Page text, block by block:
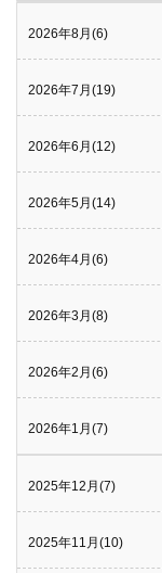
2026年8月(6)
2026年7月(19)
2026年6月(12)
2026年5月(14)
2026年4月(6)
2026年3月(8)
2026年2月(6)
2026年1月(7)
2025年12月(7)
2025年11月(10)